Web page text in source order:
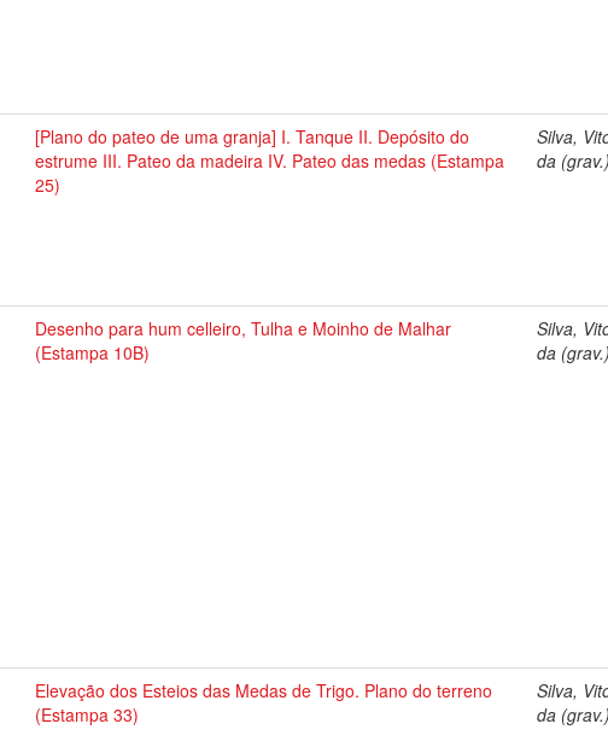
[Plano do pateo de uma granja] I. Tanque II. Depósito do
estrume III. Pateo da madeira IV. Pateo das medas (Estampa
25)
Silva,
da (grav.)
Desenho para hum celleiro, Tulha e Moinho de Malhar
(Estampa 10B)
Silva,
da (grav.)
Elevação dos Esteios das Medas de Trigo. Plano do terreno
(Estampa 33)
Silva,
da (grav.)